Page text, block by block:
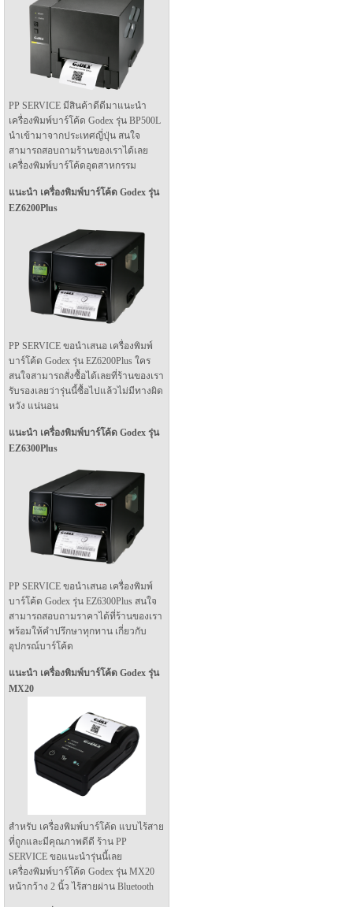
PP SERVICE มีสินค้าดีดีมาแนะนำ
เครื่องพิมพ์บาร์โค้ด Godex รุ่น BP500L
นำเข้ามาจากประเทศญี่ปุ่น สนใจ
สามารถสอบถามร้านของเราได้เลย
เครื่องพิมพ์บาร์โค้ดอุตสาหกรรม
แนะนำ เครื่องพิมพ์บาร์โค้ด Godex รุ่น
EZ6200Plus
PP SERVICE ขอนำเสนอ เครื่องพิมพ์
บาร์โค้ด Godex รุ่น EZ6200Plus ใคร
สนใจสามารถสั่งซื้อได้เลยที่ร้านของเรา
รับรองเลยว่ารุ่นนี้ซื้อไปแล้วไม่มีทางผิด
หวัง แน่นอน
แนะนำ เครื่องพิมพ์บาร์โค้ด Godex รุ่น
EZ6300Plus
PP SERVICE ขอนำเสนอ เครื่องพิมพ์
บาร์โค้ด Godex รุ่น EZ6300Plus สนใจ
สามารถสอบถามราคาได้ที่ร้านของเรา
พร้อมให้คำปรึกษาทุกทาน เกี่ยวกับ
อุปกรณ์บาร์โค้ด
แนะนำ เครื่องพิมพ์บาร์โค้ด Godex รุ่น
MX20
สำหรับ เครื่องพิมพ์บาร์โค้ด แบบไร้สาย
ที่ถูกและมีคุณภาพดีดี ร้าน PP
SERVICE ขอแนะนำรุ่นนี้เลย
เครื่องพิมพ์บาร์โค้ด Godex รุ่น MX20
หน้ากว้าง 2 นิ้ว ไร้สายผ่าน Bluetooth